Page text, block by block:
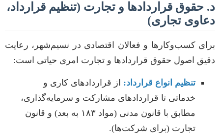
د. حقوق قراردادها و تجارت (تنظیم قرارداد،
دعاوی تجاری)
برای کسب‌وکارها و فعالان اقتصادی در نسیم‌شهر، رعایت
دقیق اصول حقوق قراردادها و تجارت امری حیاتی است:
تنظیم انواع قرارداد: از قراردادهای کاری و
خدماتی تا قراردادهای مشارکت و سرمایه‌گذاری،
مطابق با قانون مدنی (مواد ۱۸۳ به بعد) و قانون
تجارت (برای شرکت‌ها).